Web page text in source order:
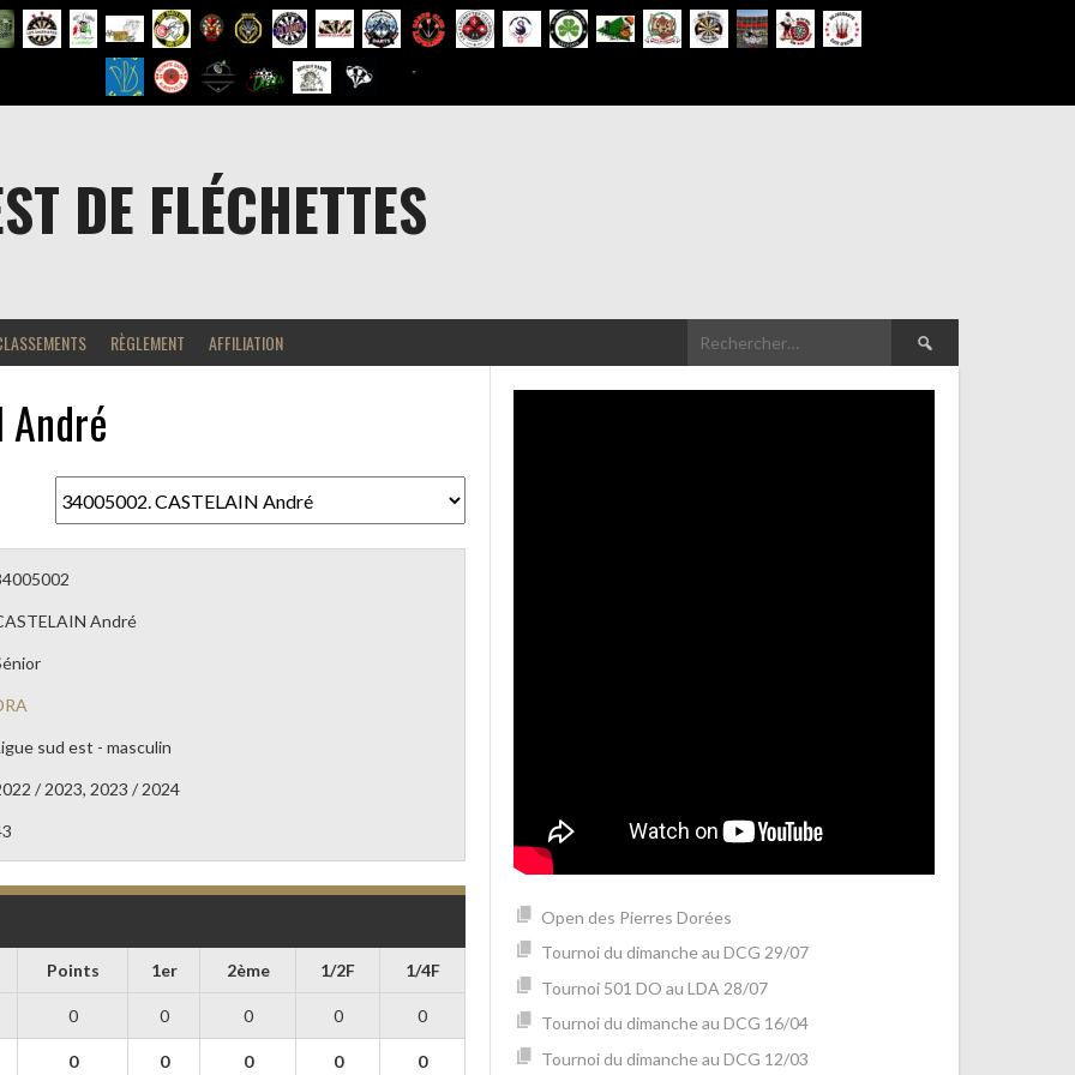
DE FLÉCHETTES
RÈGLEMENT AFFILIATION Rechercher :
André
André
sud est - masculin
/ 2023, 2023 / 2024
Points 1er 2ème 1/2F 1/4F
0 0 0 0 0
0 0 0 0 0
Open des Pierres Dorées
Tournoi du dimanche au DCG 29/07
Tournoi 501 DO au LDA 28/07
Tournoi du dimanche au DCG 16/04
Tournoi du dimanche au DCG 12/03